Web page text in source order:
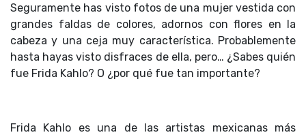
Seguramente has visto fotos de una mujer vestida con
grandes faldas de colores, adornos con flores en la
cabeza y una ceja muy característica. Probablemente
hasta hayas visto disfraces de ella, pero… ¿Sabes quién
fue Frida Kahlo? O ¿por qué fue tan importante?
Frida Kahlo es una de las artistas mexicanas más